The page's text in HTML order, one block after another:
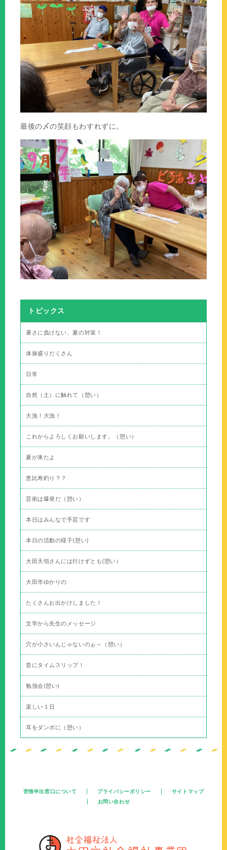
最後の〆の笑顔もわすれずに。
トピックス
暑さに負けない、夏の対策！
体操盛りだくさん
日常
自然（土）に触れて（憩い）
大漁！大漁！
これからよろしくお願いします。（憩い）
夏が来たよ
恵比寿釣り？？
芸術は爆発だ（憩い）
本日はみんなで手芸です
本日の活動の様子(憩い)
大田天領さんには行けずとも(憩い）
大田市ゆかりの
たくさんお出かけしました！
文学から先生のメッセージ
穴が小さいんじゃないのぉ～（憩い）
昔にタイムスリップ！
勉強会(憩い)
楽しい１日
耳をダンボに（憩い）
苦情申出窓口について プライバシーポリシー
サイトマップ
お問い合わせ